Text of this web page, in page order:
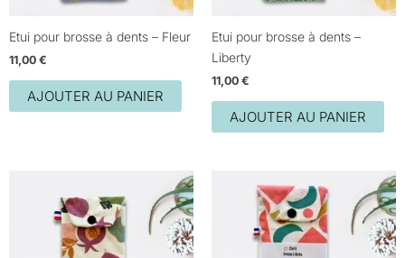
Etui pour brosse à dents – Fleur
11,00 €
AJOUTER AU PANIER
Etui pour brosse à dents –
Liberty
11,00 €
AJOUTER AU PANIER